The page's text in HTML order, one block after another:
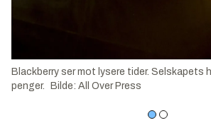
Blackberry ser mot lysere tider. Selskapets
penger.
Bilde: All Over Press